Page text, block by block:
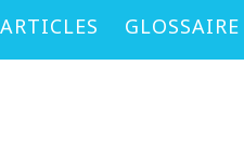
ARTICLES GLOSSAIRE